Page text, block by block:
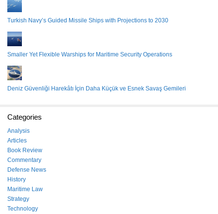
Turkish Navy’s Guided Missile Ships with Projections to 2030
Smaller Yet Flexible Warships for Maritime Security Operations
Deniz Güvenliği Harekâtı İçin Daha Küçük ve Esnek Savaş Gemileri
Categories
Analysis
Articles
Book Review
Commentary
Defense News
History
Maritime Law
Strategy
Technology